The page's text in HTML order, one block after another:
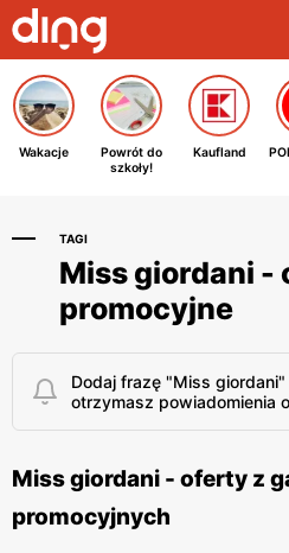
Wakacje
Powrót do
szkoły!
Kaufland
TAGI
Miss giordani -
promocyjne
Dodaj frazę "Miss
otrzymasz powiadomienia
Miss giordani - oferty z
promocyjnych